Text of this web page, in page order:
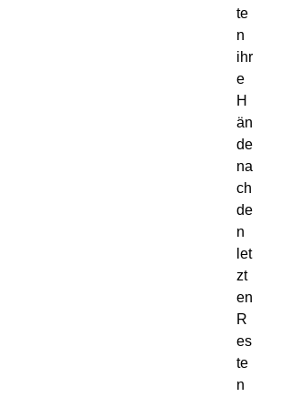
te
n
ihr
e
H
än
de
na
ch
de
n
let
zt
en
R
es
te
n